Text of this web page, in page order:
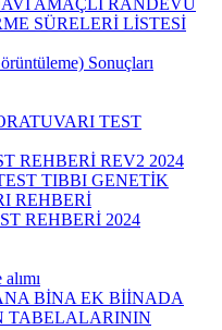
SÜRELERİ LİSTESİ
Sonuçları
TEST
REHBERİ REV2 2024
TIBBI GENETİK
REHBERİ
REHBERİ 2024
BİNA EK BİİNADA
TABELALARININ